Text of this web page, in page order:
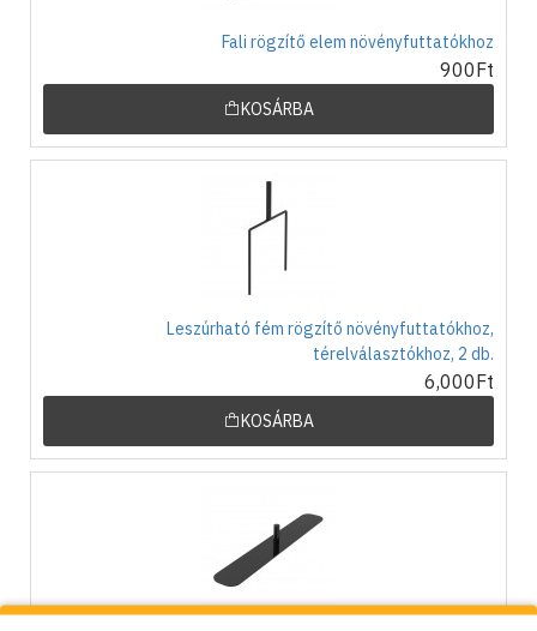
Fali rögzítő elem növényfuttatókhoz
900Ft
KOSÁRBA
Leszúrható fém rögzítő növényfuttatókhoz,
térelválasztókhoz, 2 db.
6,000Ft
KOSÁRBA